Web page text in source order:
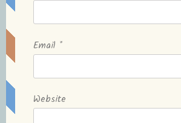
Email *
Website